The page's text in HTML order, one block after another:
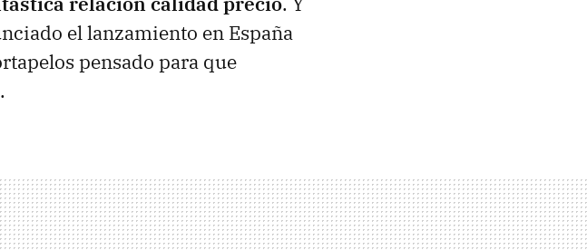
el lanzamiento en España
pensado para que